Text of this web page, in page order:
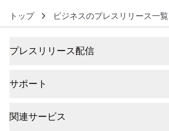
トップ ビジネスのプレスリリース一覧
プレスリリース配信
サポート
関連サービス